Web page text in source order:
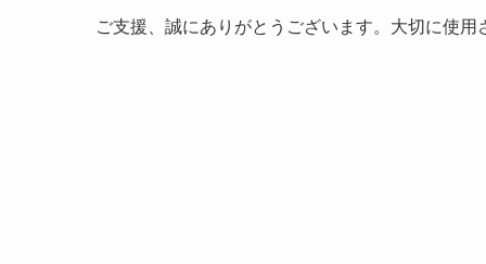
ご支援、誠にありがとうございます。大切に使用